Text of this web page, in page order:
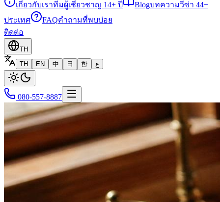
เกี่ยวกับเราทีมผู้เชี่ยวชาญ 14+ ปี Blogบทความวีซ่า 44+
ประเทศ
FAQคำถามที่พบบ่อย
ติดต่อ
TH
TH
EN 中 日 한 ع
080-557-8887